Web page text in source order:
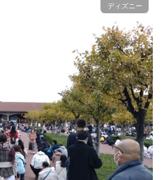
ディズニー